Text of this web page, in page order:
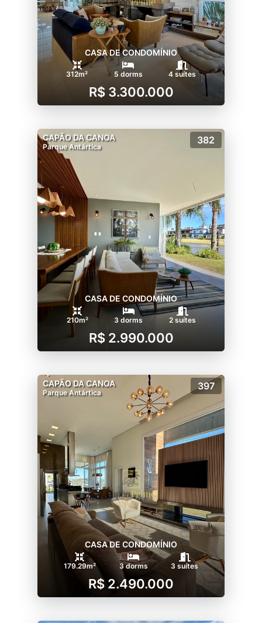
CASA DE CONDOMÍNIO
312m² 5 dorms 4 suítes
R$ 3.300.000
CAPÃO DA CANOA
Parque Antártica
382
CASA DE CONDOMÍNIO
210m² 3 dorms 2 suítes
R$ 2.990.000
CAPÃO DA CANOA
Parque Antártica
397
CASA DE CONDOMÍNIO
179.29m² 3 dorms 3 suítes
R$ 2.490.000